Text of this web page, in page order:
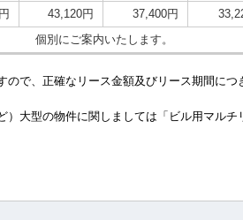
43,120円 37,400円
個別にご案内いたします。
で、正確なリース金額及びリース期間につ
）大型の物件に関しましては「ビル用マルチ